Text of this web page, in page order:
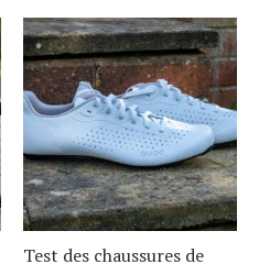
Test des chaussures de